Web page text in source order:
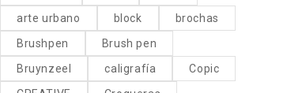
arte urbano
block
brochas
Brushpen
Brush pen
Bruynzeel
caligrafía
Copic